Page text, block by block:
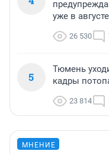
уже в августе
26 530
5
Тюмень
кадры
23 814
МНЕНИЕ